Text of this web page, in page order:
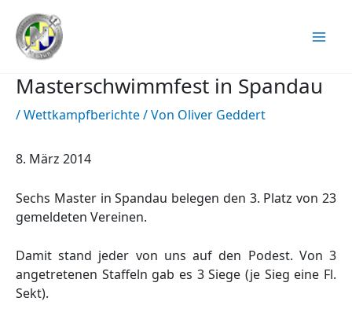
Inhalt
springen
Masterschwimmfest in Spandau
/Wettkampfberichte/ Von Oliver Geddert
8. März 2014
Sechs Master in Spandau belegen den 3. Platz von 23
gemeldeten Vereinen.
Damit stand jeder von uns auf den Podest. Von 3
angetretenen Staffeln gab es 3 Siege (je Sieg eine Fl.
Sekt).